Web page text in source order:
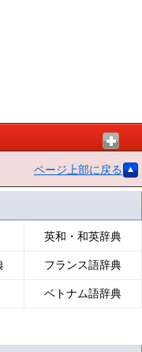
ページ上部に戻る
英和・和英辞典
フランス語辞典
ベトナム語辞典